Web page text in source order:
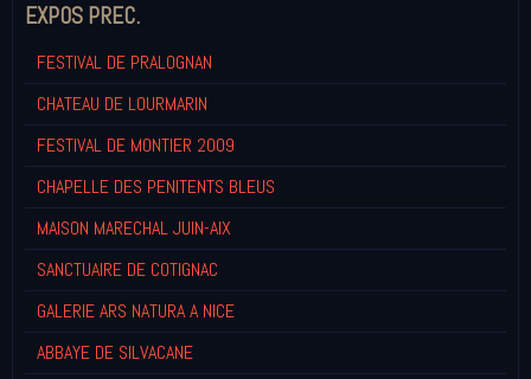
EXPOS PREC.
FESTIVAL DE PRALOGNAN
CHATEAU DE LOURMARIN
FESTIVAL DE MONTIER 2009
CHAPELLE DES PENITENTS BLEUS
MAISON MARECHAL JUIN-AIX
SANCTUAIRE DE COTIGNAC
GALERIE ARS NATURA A NICE
ABBAYE DE SILVACANE